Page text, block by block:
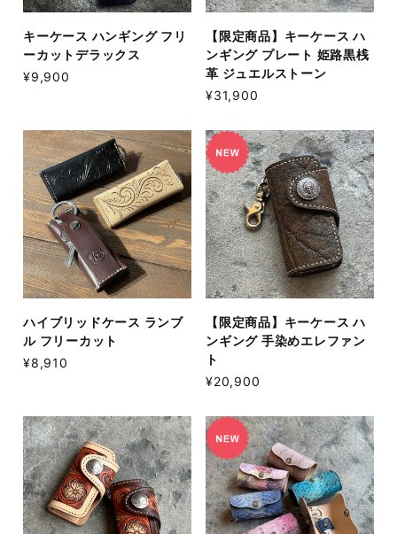
キーケース ハンギング フリ
ーカットデラックス
¥9,900
【限定商品】キーケース ハ
ンギング プレート 姫路黒桟
革 ジュエルストーン
¥31,900
ハイブリッドケース ランブ
ル フリーカット
¥8,910
【限定商品】キーケース ハ
ンギング 手染めエレファン
ト
¥20,900